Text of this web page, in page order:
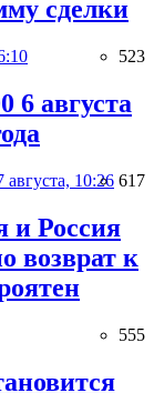
сделки
523
6 августа
августа, 10:26 617
и Россия
возврат к
555